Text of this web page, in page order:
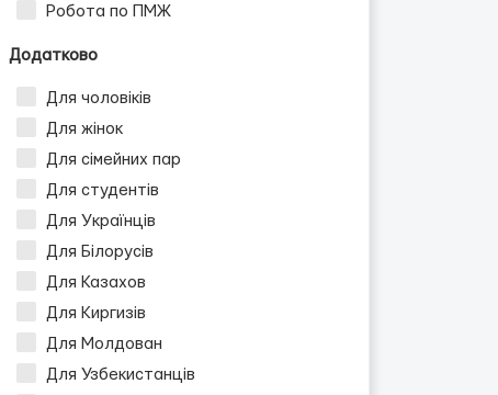
Робота по ПМЖ
Додатково
Для чоловіків
Для жінок
Для сімейних пар
Для студентів
Для Українців
Для Білорусів
Для Казахов
Для Киргизів
Для Молдован
Для Узбекистанців